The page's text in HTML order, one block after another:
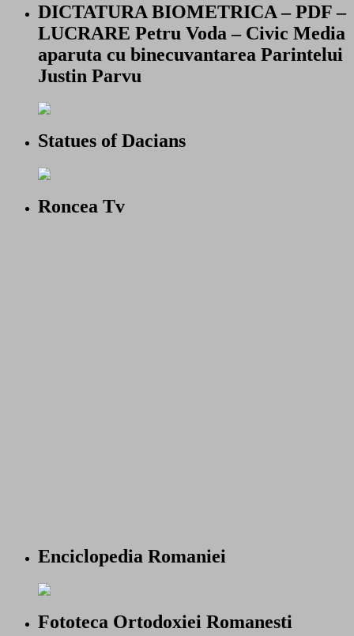
DICTATURA BIOMETRICA – PDF –
LUCRARE Petru Voda – Civic Media
aparuta cu binecuvantarea Parintelui
Justin Parvu
Statues of Dacians
Roncea Tv
Enciclopedia Romaniei
Fototeca Ortodoxiei Romanesti